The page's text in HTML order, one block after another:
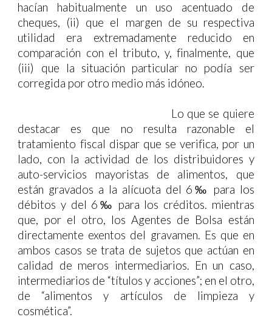
hacían habitualmente un uso acentuado de
cheques, (ii) que el margen de su respectiva
utilidad era extremadamente reducido en
comparación con el tributo, y, finalmente, que
(iii) que la situación particular no podía ser
corregida por otro medio más idóneo.
Lo que se quiere
destacar es que no resulta razonable el
tratamiento fiscal dispar que se verifica, por un
lado, con la actividad de los distribuidores y
auto-servicios mayoristas de alimentos, que
están gravados a la alícuota del 6‰ para los
débitos y del 6‰ para los créditos. mientras
que, por el otro, los Agentes de Bolsa están
directamente exentos del gravamen. Es que en
ambos casos se trata de sujetos que actúan en
calidad de meros intermediarios. En un caso,
intermediarios de “títulos y acciones”; en el otro,
de “alimentos y artículos de limpieza y
cosmética”.